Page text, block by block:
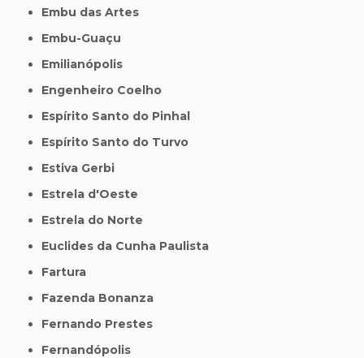
Embu das Artes
Embu-Guaçu
Emilianópolis
Engenheiro Coelho
Espírito Santo do Pinhal
Espírito Santo do Turvo
Estiva Gerbi
Estrela d'Oeste
Estrela do Norte
Euclides da Cunha Paulista
Fartura
Fazenda Bonanza
Fernando Prestes
Fernandópolis